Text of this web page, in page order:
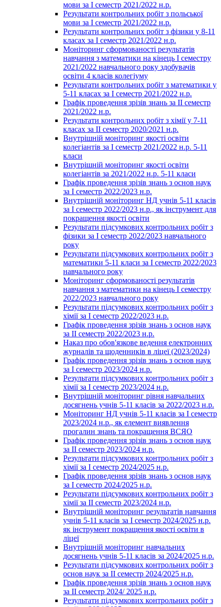
мови за І семестр 2021/2022 н.р.
Результати контрольних робіт з польської
мови за І семестр 2021/2022 н.р.
Результати контрольних робіт з фізики у 8-11
класах за І семестр 2021/2022 н.р.
Моніторинг сформованості результатів
навчання з математики на кінець І семестру
2021/2022 навчального року здобувачів
освіти 4 класів колегіуму
Результати контрольних робіт з математики у
5-11 класах за І семестр 2021/2022 н.р.
Графік проведення зрізів знань за ІІ семестр
2021/2022 н.р.
Результати контрольних робіт з хімії у 7-11
класах за ІІ семестр 2020/2021 н.р.
Внутрішній моніторинг якості освіти
колегіантів за І семестр 2021/2022 н.р. 5-11
класи
Внутрішній моніторинг якості освіти
колегіантів за 2021/2022 н.р. 5-11 класи
Графік проведення зрізів знань з основ наук
за І семестр 2022/2023 н.р.
Внутрішній моніторинг НД учнів 5-11 класів
за І семестр 2022/2023 н.р., як інструмент для
покращення якості освіти
Результати підсумкових контрольних робіт з
фізики за І семестр 2022/2023 навчального
року
Результати підсумкових контрольних робіт з
математики 5-11 класи за І семестр 2022/2023
навчального року
Моніторинг сформованості результатів
навчання з математики на кінець І семестру
2022/2023 навчального року
Результати підсумкових контрольних робіт з
хімії за І семестр 2022/2023 н.р.
Графік проведення зрізів знань з основ наук
за ІІ семестр 2022/2023 н.р.
Наказ про обов'язкове ведення електронних
журналів та щоденників в ліцеї (2023/2024)
Графік проведення зрізів знань з основ наук
за І семестр 2023/2024 н.р.
Результати підсумкових контрольних робіт з
хімії за І семестр 2023/2024 н.р.
Внутрішній моніторинг рівня навчальних
досягнень учнів 5-11 класів за 2022/2023 н.р.
Моніторинг НД учнів 5-11 класів за І семестр
2023/2024 н.р., як елемент виявлення
прогалин знань та покращення ВСЯО
Графік проведення зрізів знань з основ наук
за ІІ семестр 2023/2024 н.р.
Результати підсумкових контрольних робіт з
хімії за І семестр 2024/2025 н.р.
Графік проведення зрізів знань з основ наук
за І семестр 2024/2025 н.р.
Результати підсумкових контрольних робіт з
хімії за ІІ семестр 2023/2024 н.р.
Внутрішній моніторинг результатів навчання
учнів 5-11 класів за І семестр 2024/2025 н.р.
як інструмент покращення якості освіти в
ліцеї
Внутрішній моніторинг навчальних
досягнень учнів 5-11 класів за 2024/2025 н.р.
Результати підсумкових контрольних робіт з
основ наук за ІІ семестр 2024/2025 н.р.
Графік проведення зрізів знань з основ наук
за ІІ семестр 2024/ 2025 н.р.
Результати підсумкових контрольних робіт з